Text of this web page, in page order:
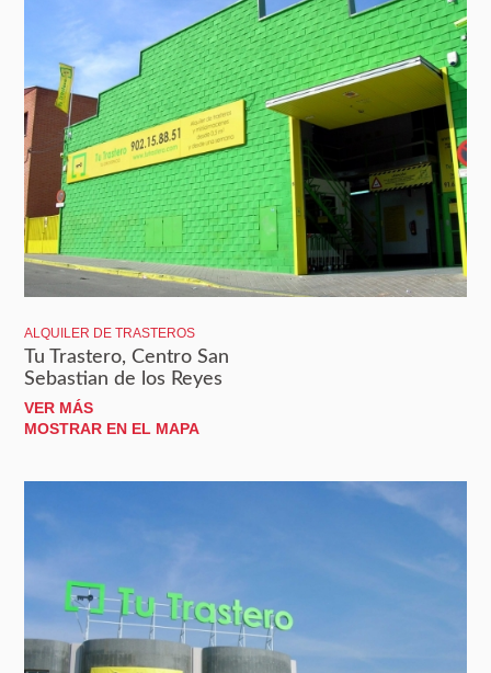
ALQUILER DE TRASTEROS
Tu Trastero, Centro San
Sebastian de los Reyes
VER MÁS
MOSTRAR EN EL MAPA